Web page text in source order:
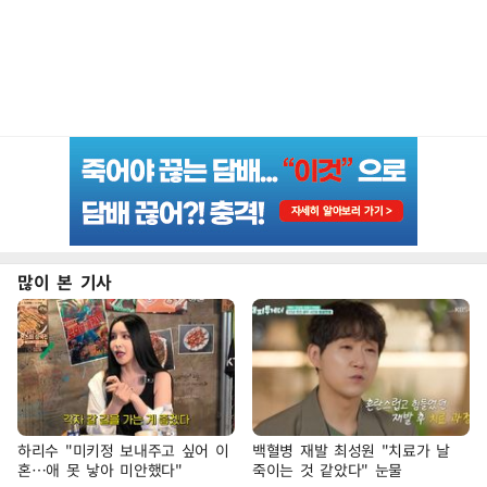
많이 본 기사
하리수 "미키정 보내주고 싶어 이
혼…애 못 낳아 미안했다"
백혈병 재발 최성원 "치료가 날
죽이는 것 같았다" 눈물